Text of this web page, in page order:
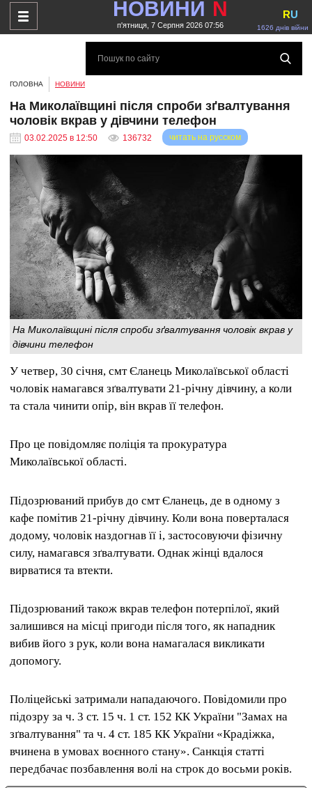
НОВИНИ N
п'ятниця, 7 Серпня 2026 07:56 1626 днів війни
RU
ГОЛОВНА НОВИНИ
На Миколаївщині після спроби зґвалтування
чоловік вкрав у дівчини телефон
03.02.2025 в 12:50 136732 читать на русском
На Миколаївщині після спроби зґвалтування чоловік вкрав у
дівчини телефон
У четвер, 30 січня, смт Єланець Миколаївської області
чоловік намагався зґвалтувати 21-річну дівчину, а коли
та стала чинити опір, він вкрав її телефон.
Про це повідомляє поліція та прокуратура
Миколаївської області.
Підозрюваний прибув до смт Єланець, де в одному з
кафе помітив 21-річну дівчину. Коли вона поверталася
додому, чоловік наздогнав її і, застосовуючи фізичну
силу, намагався зґвалтувати. Однак жінці вдалося
вирватися та втекти.
Підозрюваний також вкрав телефон потерпілої, який
залишився на місці пригоди після того, як нападник
вибив його з рук, коли вона намагалася викликати
допомогу.
Поліцейські затримали нападаючого. Повідомили про
підозру за ч. 3 ст. 15 ч. 1 ст. 152 КК України "Замах на
зґвалтування" та ч. 4 ст. 185 КК України «Крадіжка,
вчинена в умовах воєнного стану». Санкція статті
передбачає позбавлення волі на строк до восьми років.